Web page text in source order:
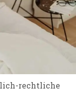
rechtliche